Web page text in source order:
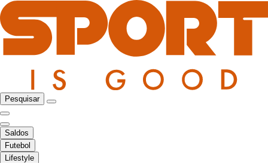
Pesquisar
Saldos
Futebol
Lifestyle